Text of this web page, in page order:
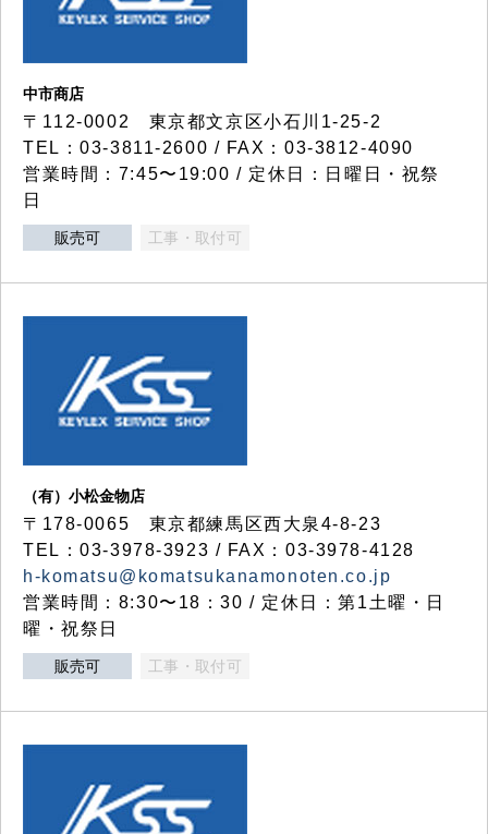
中市商店
〒112-0002 東京都文京区小石川1-25-2
TEL：03-3811-2600 / FAX：03-3812-4090
営業時間：7:45〜19:00 / 定休日：日曜日・祝祭
日
販売可 工事・取付可
（有）小松金物店
〒178-0065 東京都練馬区西大泉4-8-23
TEL：03-3978-3923 / FAX：03-3978-4128
h-komatsu@komatsukanamonoten.co.jp
営業時間：8:30〜18：30 / 定休日：第1土曜・日
曜・祝祭日
販売可 工事・取付可